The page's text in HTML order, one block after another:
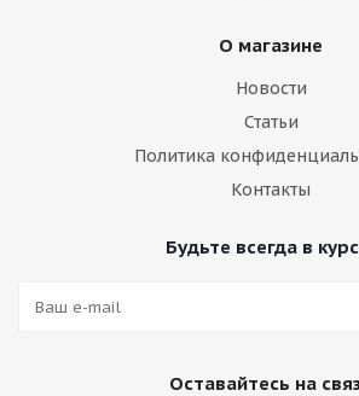
О магазине
Новости
Статьи
Политика
Контакты
Будьте всегда в
Оставайтесь на